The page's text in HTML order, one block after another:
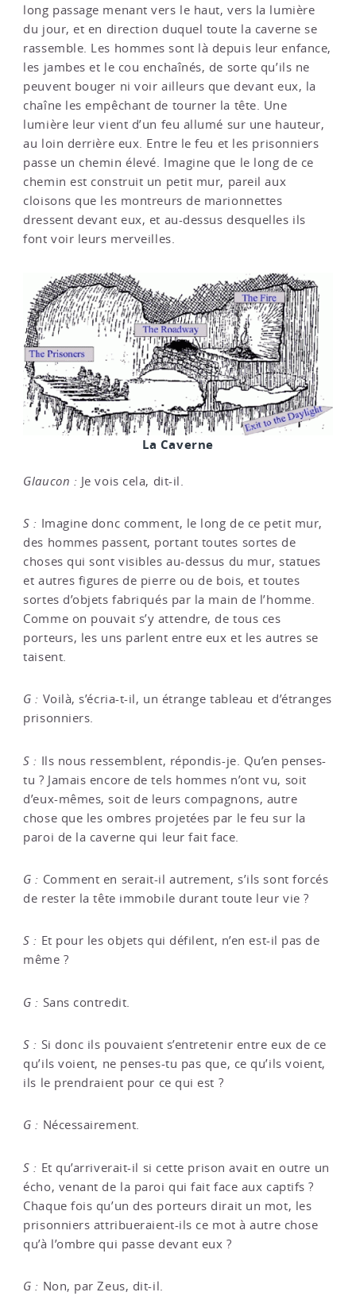
long passage menant vers le haut, vers la lumière
du jour, et en direction duquel toute la caverne se
rassemble. Les hommes sont là depuis leur enfance,
les jambes et le cou enchaînés, de sorte qu’ils ne
peuvent bouger ni voir ailleurs que devant eux, la
chaîne les empêchant de tourner la tête. Une
lumière leur vient d’un feu allumé sur une hauteur,
au loin derrière eux. Entre le feu et les prisonniers
passe un chemin élevé. Imagine que le long de ce
chemin est construit un petit mur, pareil aux
cloisons que les montreurs de marionnettes
dressent devant eux, et au-dessus desquelles ils
font voir leurs merveilles.
La Caverne
Glaucon : Je vois cela, dit-il.
S : Imagine donc comment, le long de ce petit mur,
des hommes passent, portant toutes sortes de
choses qui sont visibles au-dessus du mur, statues
et autres figures de pierre ou de bois, et toutes
sortes d’objets fabriqués par la main de l’homme.
Comme on pouvait s’y attendre, de tous ces
porteurs, les uns parlent entre eux et les autres se
taisent.
G : Voilà, s’écria-t-il, un étrange tableau et d’étranges
prisonniers.
S : Ils nous ressemblent, répondis-je. Qu’en penses-
tu ? Jamais encore de tels hommes n’ont vu, soit
d’eux-mêmes, soit de leurs compagnons, autre
chose que les ombres projetées par le feu sur la
paroi de la caverne qui leur fait face.
G : Comment en serait-il autrement, s’ils sont forcés
de rester la tête immobile durant toute leur vie ?
S : Et pour les objets qui défilent, n’en est-il pas de
même ?
G : Sans contredit.
S : Si donc ils pouvaient s’entretenir entre eux de ce
qu’ils voient, ne penses-tu pas que, ce qu’ils voient,
ils le prendraient pour ce qui est ?
G : Nécessairement.
S : Et qu’arriverait-il si cette prison avait en outre un
écho, venant de la paroi qui fait face aux captifs ?
Chaque fois qu’un des porteurs dirait un mot, les
prisonniers attribueraient-ils ce mot à autre chose
qu’à l’ombre qui passe devant eux ?
G : Non, par Zeus, dit-il.